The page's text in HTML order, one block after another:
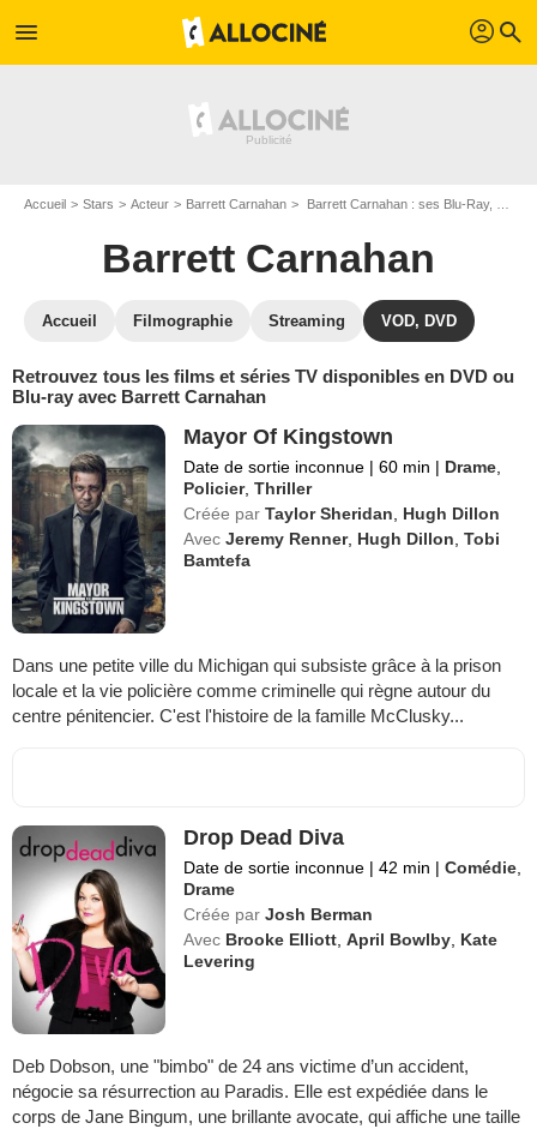
menu profil search
Accueil Stars Acteur Barrett Carnahan Barrett Carnahan : ses Blu-Ray, DVD, VOD, SVOD
Barrett Carnahan
Accueil Filmographie Streaming VOD, DVD
Retrouvez tous les films et séries TV disponibles en DVD ou
Blu-ray avec Barrett Carnahan
Mayor Of Kingstown
Date de sortie inconnue | 60 min | Drame
Policier,Thriller
Créée par Taylor Sheridan
Hugh Dillon
Avec Jeremy Renner, Hugh Dillon ,Tobi
Bamtefa
Dans une petite ville du Michigan qui subsiste grâce à la prison
locale et la vie policière comme criminelle qui règne autour du
centre pénitencier. C'est l'histoire de la famille McClusky...
Drop Dead Diva
Date de sortie inconnue | 42 min | Comédie
Drame
Créée par Josh Berman
Avec Brooke Elliott ,April Bowlby Kate
Levering
Deb Dobson, une "bimbo" de 24 ans victime d’un accident,
négocie sa résurrection au Paradis. Elle est expédiée dans le
corps de Jane Bingum, une brillante avocate, qui affiche une taille